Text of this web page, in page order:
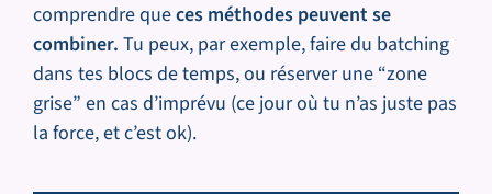
comprendre queces méthodes peuvent se
combiner. Tu peux, par exemple, faire du batching
dans tes blocs de temps, ou réserver une “zone
grise” en cas d’imprévu (ce jour où tu n’as juste pas
la force, et c’est ok).